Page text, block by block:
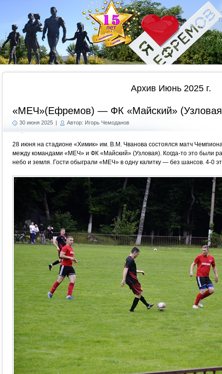
Архив Июнь 2025 г.
«МЕЧ»(Ефремов) — ФК «Майский»
30 июня 2025 | Автор: Игорь Чемоданов
28 июня на стадионе «Химик» им. В.М. Чванова состоялся матч
между командами «МЕЧ» и ФК «Майский» (Узловая). Когда-то это были
небо и земля. Гости обыграли «МЕЧ» в одну калитку — без шансов. 4-0